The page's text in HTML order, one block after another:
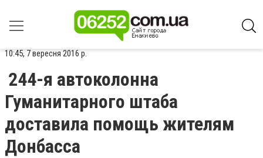
10:45, 7 вересня 2016 р.
244-я автоколонна
Гуманитарного штаба
доставила помощь жителям
Донбасса